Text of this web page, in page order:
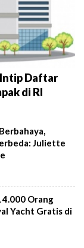
Intip Daftar
di RI
Juliette
Orang
Yacht Gratis di